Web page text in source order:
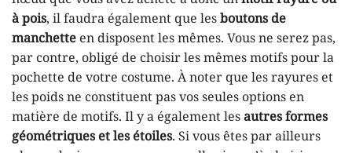
à pois, il faudra également que lesboutons de
manchetteen disposent les mêmes. Vous ne serez pas,
par contre, obligé de choisir les mêmes motifs pour la
pochette de votre costume. À noter que les rayures et
les poids ne constituent pas vos seules options en
matière de motifs. Il y a également lesautres formes
géométriques et les étoiles. Si vous êtes par ailleurs